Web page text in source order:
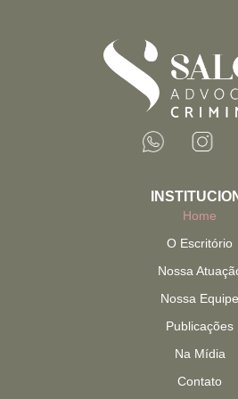
Home
O Escritório
Nossa
Nossa Equipe
Publicações
Na Mídia
Contato